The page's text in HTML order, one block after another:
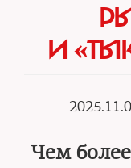
И
Чем